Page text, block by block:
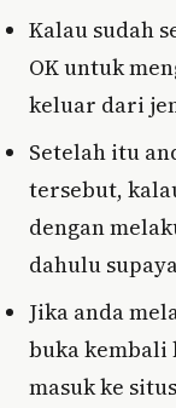
Kalau sudah
OK untuk
keluar dari
Setelah itu
tersebut,
dengan
dahulu
Jika anda
buka kembali
masuk ke